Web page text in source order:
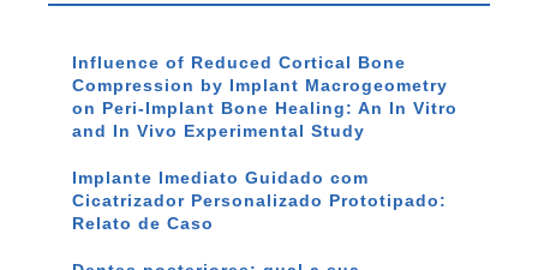
Influence of Reduced Cortical Bone
Compression by Implant Macrogeometry
on Peri-Implant Bone Healing: An In Vitro
and In Vivo Experimental Study
Implante Imediato Guidado com
Cicatrizador Personalizado Prototipado:
Relato de Caso